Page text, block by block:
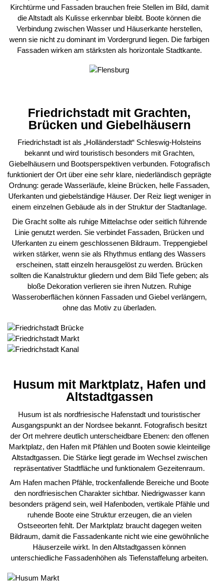
Kirchtürme und Fassaden brauchen freie Stellen im Bild, damit
die Altstadt als Kulisse erkennbar bleibt. Boote können die
Verbindung zwischen Wasser und Häuserkante herstellen,
wenn sie nicht zu dominant im Vordergrund liegen. Die farbigen
Fassaden wirken am stärksten als horizontale Stadtkante.
Friedrichstadt mit Grachten,
Brücken und Giebelhäusern
Friedrichstadt ist als „Holländerstadt“ Schleswig-Holsteins
bekannt und wird touristisch besonders mit Grachten,
Giebelhäusern und Bootsperspektiven verbunden. Fotografisch
funktioniert der Ort über eine sehr klare, niederländisch geprägte
Ordnung: gerade Wasserläufe, kleine Brücken, helle Fassaden,
Uferkanten und giebelständige Häuser. Der Reiz liegt weniger in
einem einzelnen Gebäude als in der Struktur der Stadtanlage.
Die Gracht sollte als ruhige Mittelachse oder seitlich führende
Linie genutzt werden. Sie verbindet Fassaden, Brücken und
Uferkanten zu einem geschlossenen Bildraum. Treppengiebel
wirken stärker, wenn sie als Rhythmus entlang des Wassers
erscheinen, statt einzeln herausgelöst zu werden. Brücken
sollten die Kanalstruktur gliedern und dem Bild Tiefe geben; als
bloße Dekoration verlieren sie ihren Nutzen. Ruhige
Wasseroberflächen können Fassaden und Giebel verlängern,
ohne das Motiv zu überladen.
Husum mit Marktplatz, Hafen und
Altstadtgassen
Husum ist als nordfriesische Hafenstadt und touristischer
Ausgangspunkt an der Nordsee bekannt. Fotografisch besitzt
der Ort mehrere deutlich unterscheidbare Ebenen: den offenen
Marktplatz, den Hafen mit Pfählen und Booten sowie kleinteilige
Altstadtgassen. Die Stärke liegt gerade im Wechsel zwischen
repräsentativer Stadtfläche und funktionalem Gezeitenraum.
Am Hafen machen Pfähle, trockenfallende Bereiche und Boote
den nordfriesischen Charakter sichtbar. Niedrigwasser kann
besonders prägend sein, weil Hafenboden, vertikale Pfähle und
ruhende Boote eine Struktur erzeugen, die an vielen
Ostseeorten fehlt. Der Marktplatz braucht dagegen weiten
Bildraum, damit die Fassadenkante nicht wie eine gewöhnliche
Häuserzeile wirkt. In den Altstadtgassen können
unterschiedliche Fassadenhöhen als Tiefenstaffelung arbeiten.